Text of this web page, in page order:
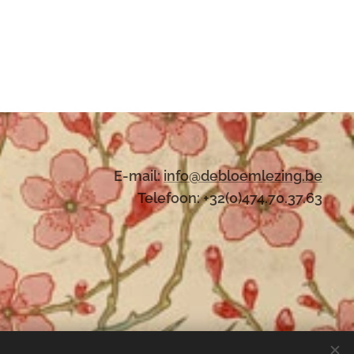
E-mail:info@debloemlezing.be
Telefoon: +32(0)474.70.37.63